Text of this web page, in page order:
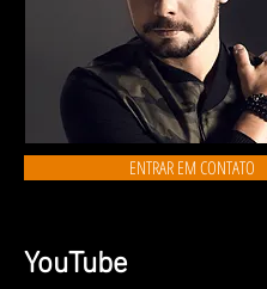
ENTRAR EM CONTATO
YouTube